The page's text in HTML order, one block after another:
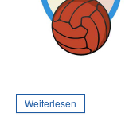
Weiterlesen